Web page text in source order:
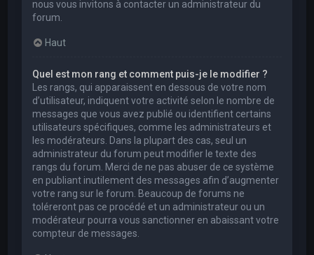
nous vous invitons à contacter un administrateur du
forum.
Haut
Quel est mon rang et comment puis-je le modifier ?
Les rangs, qui apparaissent en dessous de votre nom
d’utilisateur, indiquent votre activité selon le nombre de
messages que vous avez publié ou identifient certains
utilisateurs spécifiques, comme les administrateurs et
les modérateurs. Dans la plupart des cas, seul un
administrateur du forum peut modifier le texte des
rangs du forum. Merci de ne pas abuser de ce système
en publiant inutilement des messages afin d’augmenter
votre rang sur le forum. Beaucoup de forums ne
toléreront pas ce procédé et un administrateur ou un
modérateur pourra vous sanctionner en abaissant votre
compteur de messages.